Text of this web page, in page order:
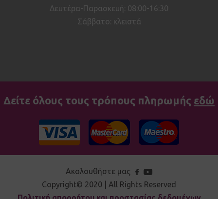
Δευτέρα-Παρασκευή: 08:00-16:30
Σάββατο: κλειστά
Δείτε όλους τους τρόπους πληρωμής εδώ
Ακολουθήστε μας
Copyright© 2020 | All Rights Reserved